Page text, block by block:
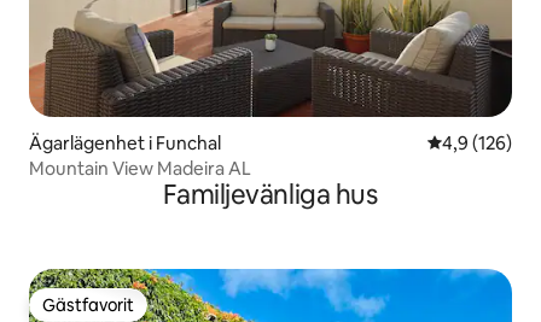
Ägarlägenhet i Funchal 4,9 av 5 i
4,9 (126)
Mountain View Madeira AL
Familjevänliga hus
Gästfavorit
Gästfavorit